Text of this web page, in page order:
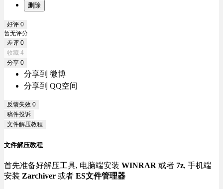
删除
好评 0
暂无评分
差评 0
收藏 4
分享 0
分享到 微博
分享到 QQ空间
反馈失效 0
稿件投诉
文件解压教程
文件解压教程
首先准备好解压工具, 电脑端安装 WINRAR 或者 7z, 手机端
安装 Zarchiver 或者 ES文件管理器